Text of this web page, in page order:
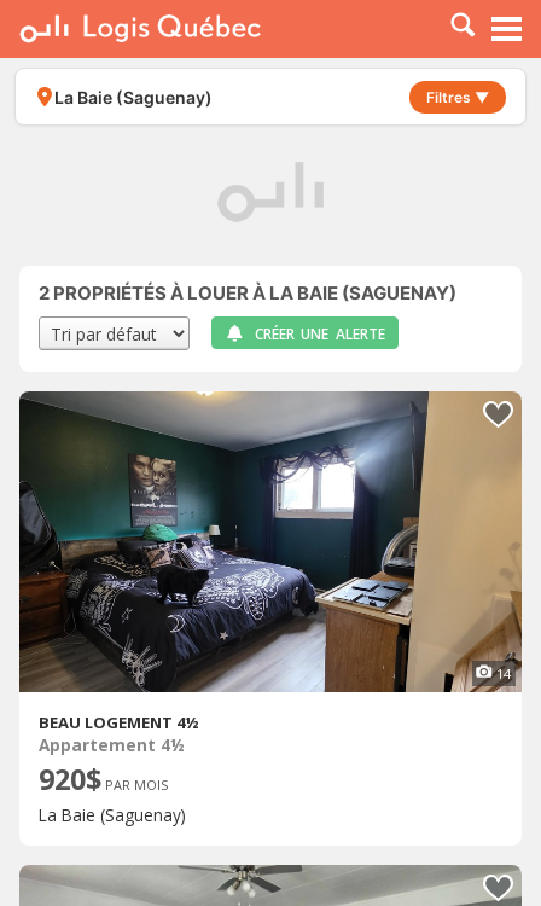
À LOUER
À VENDRE
PLACER UNE ANNONCE
La Baie (Saguenay) Filtres ▼
2 PROPRIÉTÉS À LOUER À LA BAIE (SAGUENAY)
CRÉER UNE ALERTE
14
BEAU LOGEMENT 4½
Appartement 4½
920$ PAR MOIS
La Baie (Saguenay)